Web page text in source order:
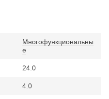
Многофункциональны
е
24.0
4.0